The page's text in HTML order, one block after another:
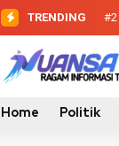
TRENDING #2
#3
Home Politik